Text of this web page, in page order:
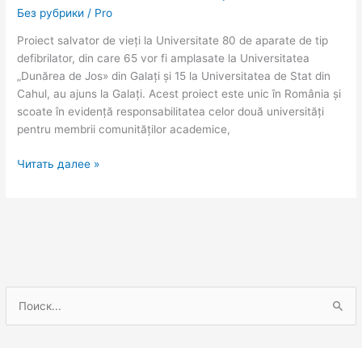
Без рубрики / Pro
Proiect salvator de vieți la Universitate 80 de aparate de tip
defibrilator, din care 65 vor fi amplasate la Universitatea
„Dunărea de Jos» din Galați și 15 la Universitatea de Stat din
Cahul, au ajuns la Galați. Acest proiect este unic în România și
scoate în evidență responsabilitatea celor două universități
pentru membrii comunităților academice,
de
vieți
Читать далее »